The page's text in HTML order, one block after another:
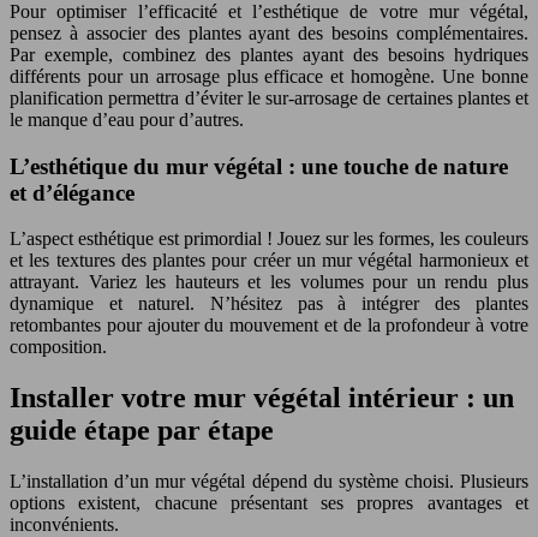
Pour optimiser l’efficacité et l’esthétique de votre mur végétal,
pensez à associer des plantes ayant des besoins complémentaires.
Par exemple, combinez des plantes ayant des besoins hydriques
différents pour un arrosage plus efficace et homogène. Une bonne
planification permettra d’éviter le sur-arrosage de certaines plantes et
le manque d’eau pour d’autres.
L’esthétique du mur végétal : une touche de nature
et d’élégance
L’aspect esthétique est primordial ! Jouez sur les formes, les couleurs
et les textures des plantes pour créer un mur végétal harmonieux et
attrayant. Variez les hauteurs et les volumes pour un rendu plus
dynamique et naturel. N’hésitez pas à intégrer des plantes
retombantes pour ajouter du mouvement et de la profondeur à votre
composition.
Installer votre mur végétal intérieur : un
guide étape par étape
L’installation d’un mur végétal dépend du système choisi. Plusieurs
options existent, chacune présentant ses propres avantages et
inconvénients.